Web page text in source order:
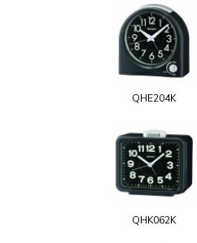
QHE204K
QHK062K